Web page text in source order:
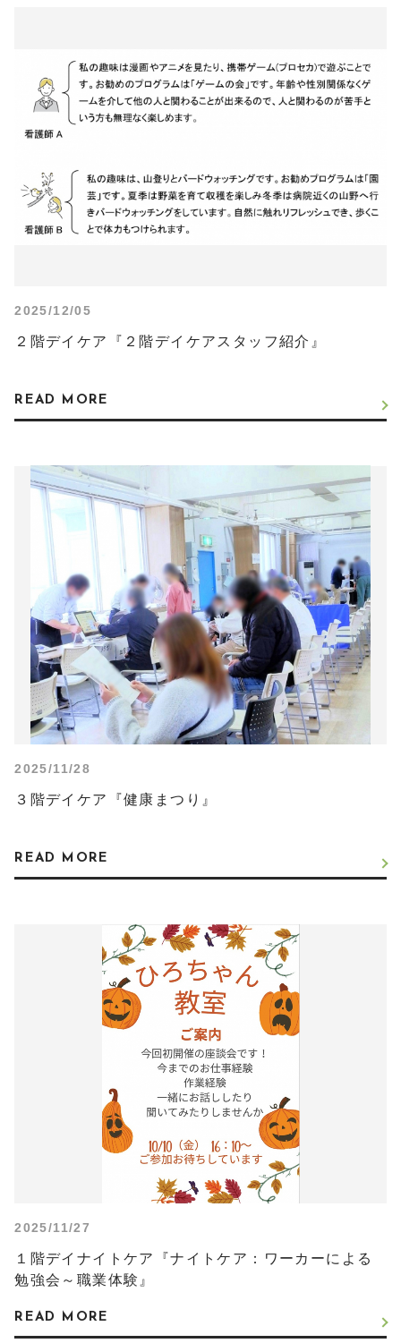
2025/12/05
２階デイケア『２階デイケアスタッフ紹介』
READ MORE
2025/11/28
３階デイケア『健康まつり』
READ MORE
2025/11/27
１階デイナイトケア『ナイトケア：ワーカーによる
勉強会～職業体験』
READ MORE